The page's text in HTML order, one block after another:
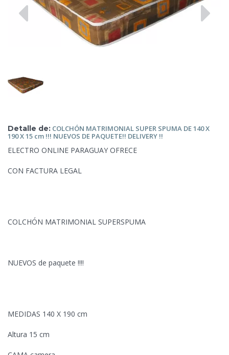
Detalle de: COLCHÓN MATRIMONIAL SUPER SPUMA DE 140 X
190 X 15 cm !!! NUEVOS DE PAQUETE!! DELIVERY !!
ELECTRO ONLINE PARAGUAY OFRECE
CON FACTURA LEGAL
COLCHÓN MATRIMONIAL SUPERSPUMA
NUEVOS de paquete !!!!
MEDIDAS 140 X 190 cm
Altura 15 cm